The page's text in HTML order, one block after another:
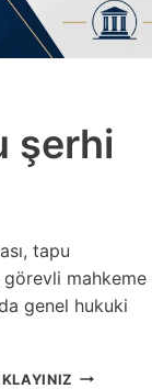
şerhi
tapu
görevli mahkeme
genel hukuki
AILE